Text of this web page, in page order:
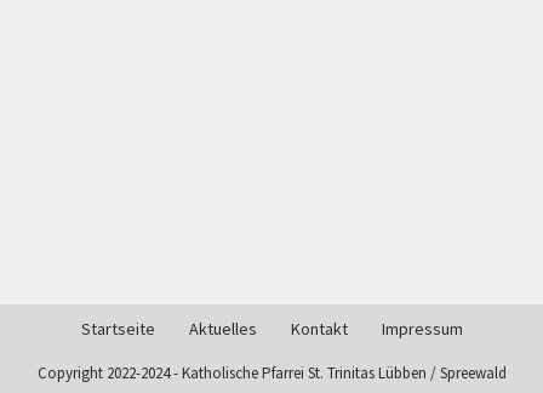
Startseite Aktuelles Kontakt Impressum
Copyright 2022-2024 - Katholische Pfarrei St. Trinitas Lübben / Spreewald